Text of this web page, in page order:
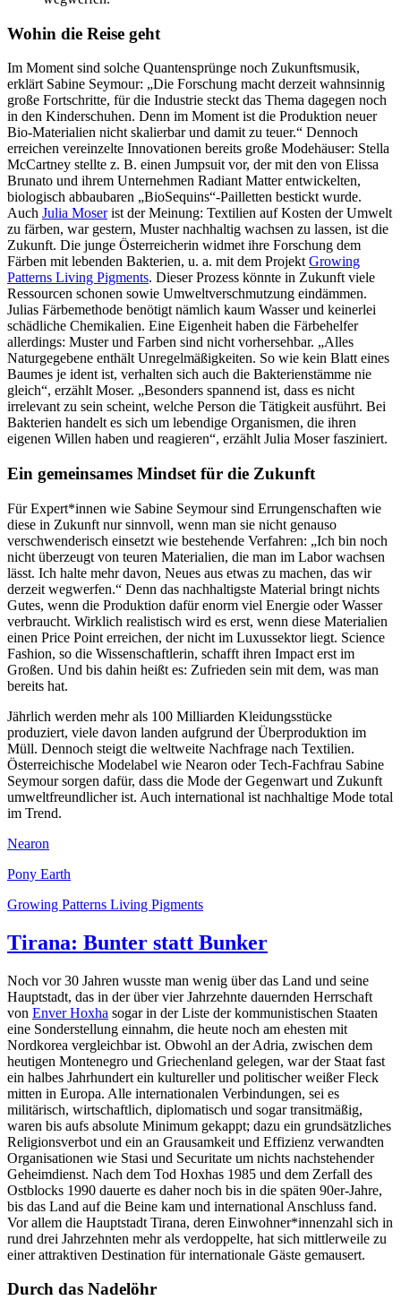
Wohin die Reise geht
Im Moment sind solche Quantensprünge noch Zukunftsmusik,
erklärt Sabine Seymour: „Die Forschung macht derzeit wahnsinnig
große Fortschritte, für die Industrie steckt das Thema dagegen noch
in den Kinderschuhen. Denn im Moment ist die Produktion neuer
Bio-Materialien nicht skalierbar und damit zu teuer.“ Dennoch
erreichen vereinzelte Innovationen bereits große Modehäuser: Stella
McCartney stellte z. B. einen Jumpsuit vor, der mit den von Elissa
Brunato und ihrem Unternehmen Radiant Matter entwickelten,
biologisch abbaubaren „BioSequins“-Pailletten bestickt wurde.
Auch Julia Moserist der Meinung: Textilien auf Kosten der Umwelt
zu färben, war gestern, Muster nachhaltig wachsen zu lassen, ist die
Zukunft. Die junge Österreicherin widmet ihre Forschung dem
Färben mit lebenden Bakterien, u. a. mit dem Projekt Growing
Patterns Living Pigments. Dieser Prozess könnte in Zukunft viele
Ressourcen schonen sowie Umweltverschmutzung eindämmen.
Julias Färbemethode benötigt nämlich kaum Wasser und keinerlei
schädliche Chemikalien. Eine Eigenheit haben die Färbehelfer
allerdings: Muster und Farben sind nicht vorhersehbar. „Alles
Naturgegebene enthält Unregelmäßigkeiten. So wie kein Blatt eines
Baumes je ident ist, verhalten sich auch die Bakterienstämme nie
gleich“, erzählt Moser. „Besonders spannend ist, dass es nicht
irrelevant zu sein scheint, welche Person die Tätigkeit ausführt. Bei
Bakterien handelt es sich um lebendige Organismen, die ihren
eigenen Willen haben und reagieren“, erzählt Julia Moser fasziniert.
Ein gemeinsames Mindset für die Zukunft
Für Expert*innen wie Sabine Seymour sind Errungenschaften wie
diese in Zukunft nur sinnvoll, wenn man sie nicht genauso
verschwenderisch einsetzt wie bestehende Verfahren: „Ich bin noch
nicht überzeugt von teuren Materialien, die man im Labor wachsen
lässt. Ich halte mehr davon, Neues aus etwas zu machen, das wir
derzeit wegwerfen.“ Denn das nachhaltigste Material bringt nichts
Gutes, wenn die Produktion dafür enorm viel Energie oder Wasser
verbraucht. Wirklich realistisch wird es erst, wenn diese Materialien
einen Price Point erreichen, der nicht im Luxussektor liegt. Science
Fashion, so die Wissenschaftlerin, schafft ihren Impact erst im
Großen. Und bis dahin heißt es: Zufrieden sein mit dem, was man
bereits hat.
Jährlich werden mehr als 100 Milliarden Kleidungsstücke
produziert, viele davon landen aufgrund der Überproduktion im
Müll. Dennoch steigt die weltweite Nachfrage nach Textilien.
Österreichische Modelabel wie Nearon oder Tech-Fachfrau Sabine
Seymour sorgen dafür, dass die Mode der Gegenwart und Zukunft
umweltfreundlicher ist. Auch international ist nachhaltige Mode total
im Trend.
Nearon
Pony Earth
Growing Patterns Living Pigments
Tirana: Bunter statt Bunker
Noch vor 30 Jahren wusste man wenig über das Land und seine
Hauptstadt, das in der über vier Jahrzehnte dauernden Herrschaft
von Enver Hoxha sogar in der Liste der kommunistischen Staaten
eine Sonderstellung einnahm, die heute noch am ehesten mit
Nordkorea vergleichbar ist. Obwohl an der Adria, zwischen dem
heutigen Montenegro und Griechenland gelegen, war der Staat fast
ein halbes Jahrhundert ein kultureller und politischer weißer Fleck
mitten in Europa. Alle internationalen Verbindungen, sei es
militärisch, wirtschaftlich, diplomatisch und sogar transitmäßig,
waren bis aufs absolute Minimum gekappt; dazu ein grundsätzliches
Religionsverbot und ein an Grausamkeit und Effizienz verwandten
Organisationen wie Stasi und Securitate um nichts nachstehender
Geheimdienst. Nach dem Tod Hoxhas 1985 und dem Zerfall des
Ostblocks 1990 dauerte es daher noch bis in die späten 90er-Jahre,
bis das Land auf die Beine kam und international Anschluss fand.
Vor allem die Hauptstadt Tirana, deren Einwohner*innenzahl sich in
rund drei Jahrzehnten mehr als verdoppelte, hat sich mittlerweile zu
einer attraktiven Destination für internationale Gäste gemausert.
Durch das Nadelöhr